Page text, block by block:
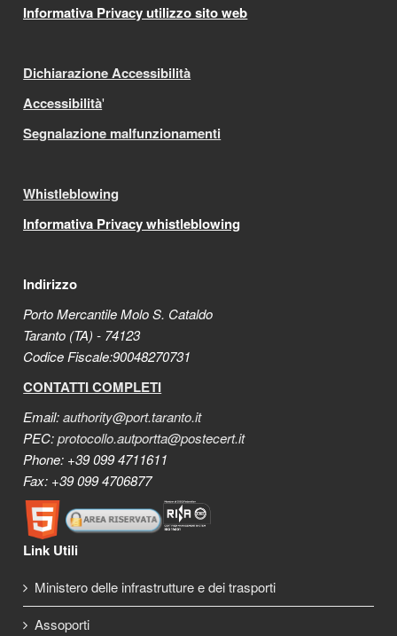
Informativa Privacy utilizzo sito web
Dichiarazione Accessibilità
Accessibilità'
Segnalazione malfunzionamenti
Whistleblowing
Informativa Privacy whistleblowing
Indirizzo
Porto Mercantile Molo S. Cataldo
Taranto (TA) - 74123
Codice Fiscale:90048270731
CONTATTI COMPLETI
Email:authority@port.taranto.it
PEC:protocollo.autportta@postecert.it
Phone: +39 099 4711611
Fax: +39 099 4706877
Link Utili
Ministero delle infrastrutture e dei trasporti
Assoporti